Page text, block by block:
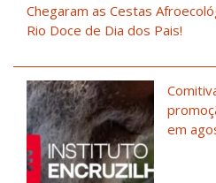
Chegaram as Cestas
Rio Doce de Dia dos Pais!
em